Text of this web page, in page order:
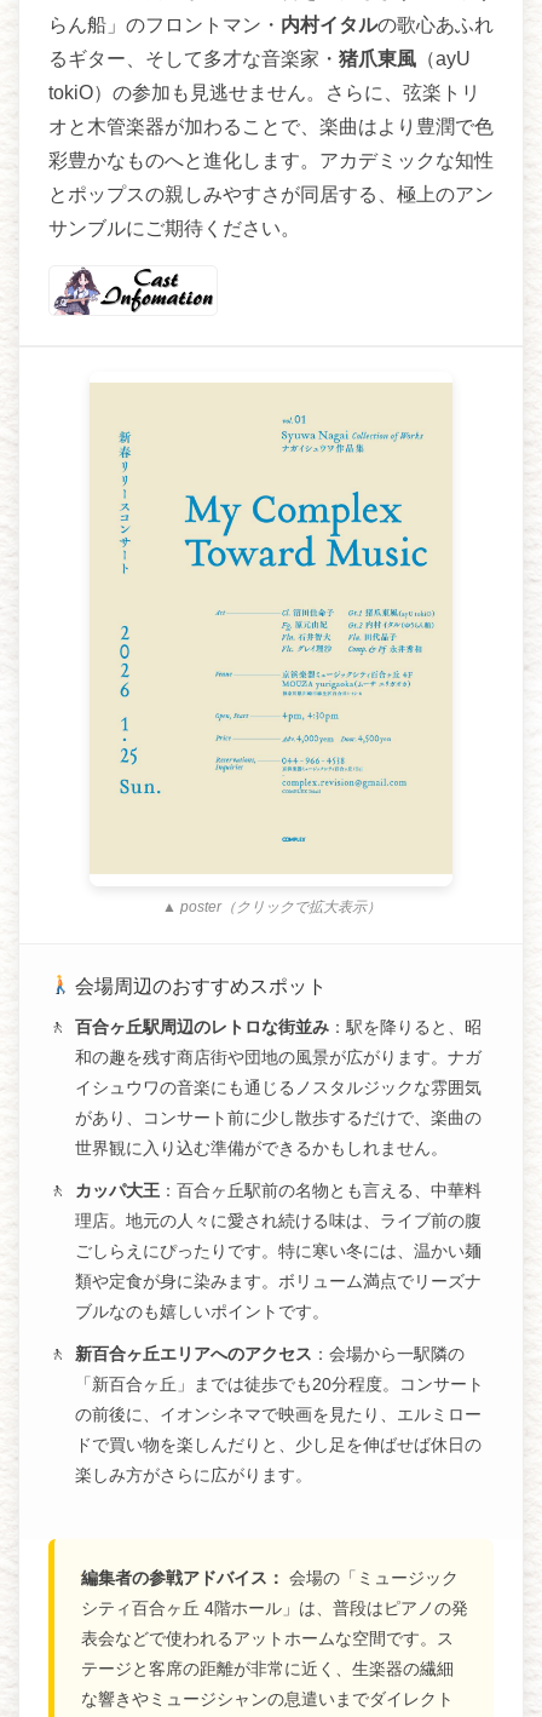
らん船」のフロントマン・ 内村イタルの歌心あふれ
るギター、そして多才な音楽家・ 猪爪東風 （ayU
tokiO）の参加も見逃せません。さらに、弦楽トリ
オと木管楽器が加わることで、楽曲はより豊潤で色
彩豊かなものへと進化します。アカデミックな知性
とポップスの親しみやすさが同居する、極上のアン
サンブルにご期待ください。
▲ poster（クリックで拡大表示）
会場周辺のおすすめスポット
百合ヶ丘駅周辺のレトロな街並み：駅を降りると、昭
和の趣を残す商店街や団地の風景が広がります。ナガ
イシュウワの音楽にも通じるノスタルジックな雰囲気
があり、コンサート前に少し散歩するだけで、楽曲の
世界観に入り込む準備ができるかもしれません。
カッパ大王：百合ヶ丘駅前の名物とも言える、中華料
理店。地元の人々に愛され続ける味は、ライブ前の腹
ごしらえにぴったりです。特に寒い冬には、温かい麺
類や定食が身に染みます。ボリューム満点でリーズナ
ブルなのも嬉しいポイントです。
新百合ヶ丘エリアへのアクセス ：会場から一駅隣の
「新百合ヶ丘」までは徒歩でも20分程度。コンサート
の前後に、イオンシネマで映画を見たり、エルミロー
ドで買い物を楽しんだりと、少し足を伸ばせば休日の
楽しみ方がさらに広がります。
編集者の参戦アドバイス： 会場の「ミュージック
シティ百合ヶ丘 4階ホール」は、普段はピアノの発
表会などで使われるアットホームな空間です。ス
テージと客席の距離が非常に近く、生楽器の繊細
な響きやミュージシャンの息遣いまでダイレクト